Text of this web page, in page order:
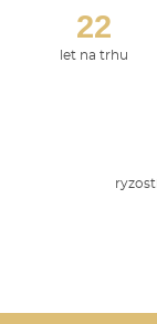
22
let na trhu